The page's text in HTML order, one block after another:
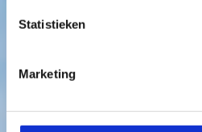
Statistieken
Marketing
middelgrote bedrijven
ruggengraat vormt van
Toch worstelen veel MKB's